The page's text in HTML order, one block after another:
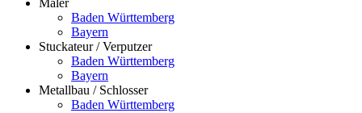
Maler
Baden Württemberg
Bayern
Stuckateur / Verputzer
Baden Württemberg
Bayern
Metallbau / Schlosser
Baden Württemberg